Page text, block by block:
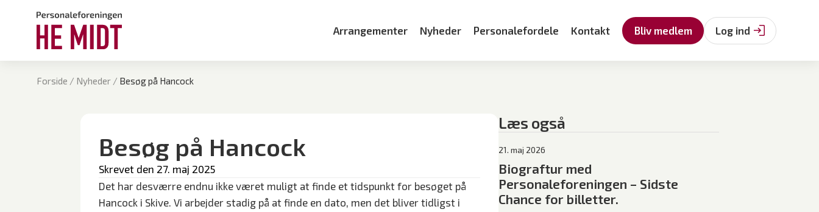
Arrangementer Nyheder Personalefordele Kontakt Bliv medlem Log ind
Forside / Nyheder / Besøg på Hancock
Besøg på Hancock
Skrevet den 27. maj 2025
Det har desværre endnu ikke været muligt at finde et tidspunkt for besøget på
Hancock i Skive. Vi arbejder stadig på at finde en dato, men det bliver tidligst i
Læs også
Biograftur med
Personaleforeningen – Sidste
Chance for billetter.
21. maj 2026